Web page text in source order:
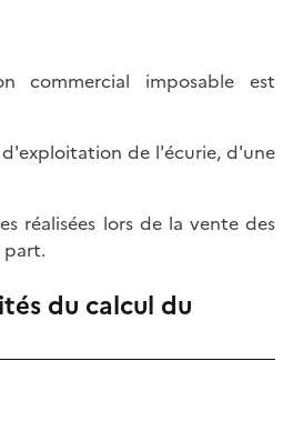
commercial imposable est
de l'écurie, d'une
réalisées lors de la vente des
part.
du calcul du